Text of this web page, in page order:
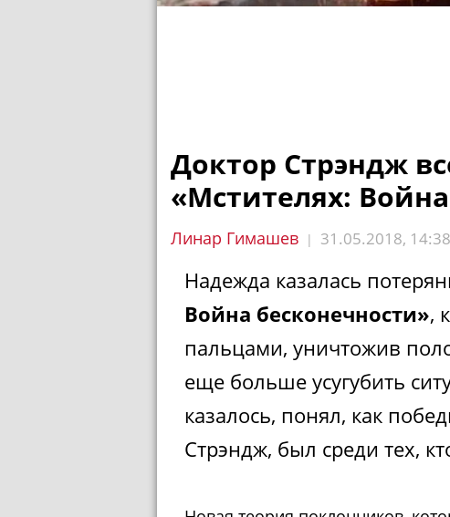
Доктор Стрэндж
«Мстителях:
Линар Гимашев | 31.05.2018,
Надежда казалась
Война бесконечности»,
пальцами, уничтожив
еще больше усугубить
казалось, понял, как
Стрэндж, был среди тех,